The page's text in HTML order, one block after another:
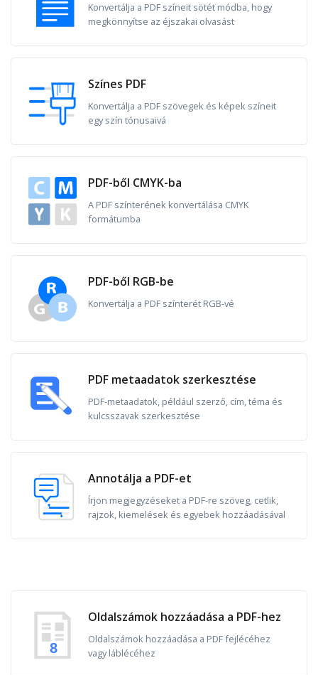
Konvertálja a PDF színeit sötét módba, hogy
megkönnyítse az éjszakai olvasást
Színes PDF
Konvertálja a PDF szövegek és képek színeit
egy szín tónusaivá
PDF-ből CMYK-ba
A PDF színterének konvertálása CMYK
formátumba
PDF-ből RGB-be
Konvertálja a PDF színterét RGB-vé
PDF metaadatok szerkesztése
PDF-metaadatok, például szerző, cím, téma és
kulcsszavak szerkesztése
Annotálja a PDF-et
Írjon megjegyzéseket a PDF-re szöveg, cetlik,
rajzok, kiemelések és egyebek hozzáadásával
8
Oldalszámok hozzáadása a PDF-hez
Oldalszámok hozzáadása a PDF fejlécéhez
vagy láblécéhez